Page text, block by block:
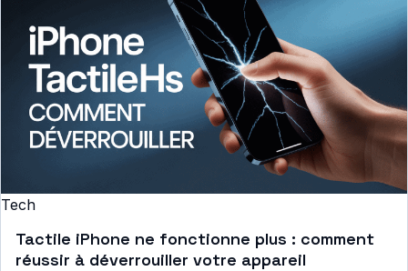
Tech
Tactile iPhone ne fonctionne plus : comment
réussir à déverrouiller votre appareil